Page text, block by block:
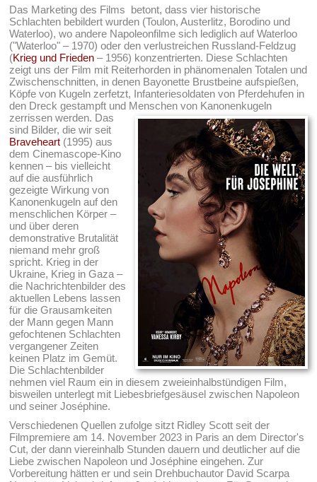
Das Marketing des Films betont, dass vier historische
Schlachten bebildert wurden (Toulon, Austerlitz, Borodino und
Waterloo), wo andere Napoleonfilme sich lediglich auf Waterloo
("Waterloo" – 1970) oder den verlustreichen Russland-Feldzug
(Krieg und Frieden – 1956) konzentrierten. Diese Schlachten
zeigt uns der Film mit Reiterhorden in phänomenalen Totalen und
Zwischenschnitten, in denen Bayonette Brustbeine aufspießen,
Köpfe von Kugeln zerfetzt, Infanteriesoldaten von Pferdehufen in
den Dreck gestampft und Menschen von Kanonenkugeln
zerrissen werden. Das
sind Bilder, die wir seit
Braveheart (1995) aus
dem Cinemascope-Kino
kennen – bis vielleicht
auf die ausführlich
gezeigte Wirkung von
Kanonenkugeln auf den
menschlichen Körper –
und über deren
demonstrative Brutalität
niemand mehr groß
spricht. Krieg in der
Ukraine, Krieg in Gaza –
die Nachrichtenbilder des
aktuellen Lebens lassen
für die Grausamkeiten
der Mann gegen Mann
gefochtenen Schlachten
vergangener Zeiten
keinen Platz im Gemüt.
Die Schlachtenbilder
nehmen viel Raum ein in diesem zweieinhalbstündigen Film,
bisweilen unterlegt mit Liebesbriefgesäusel zwischen Napoleon
und seiner Joséphine.
Verschiedenen Quellen zufolge sitzt Ridley Scott seit der
Filmpremiere am 14. November 2023 in Paris an dem Director's
Cut, der dann viereinhalb Stunden dauern und deutlicher auf die
Liebe zwischen Napoleon und Joséphine eingehen. Zur
Vorbereitung hätten er und sein Drehbuchautor David Scarpa